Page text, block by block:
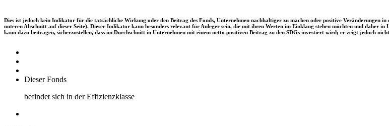
Dies ist jedoch kein Indikator für die tatsächliche Wirkung oder den Beitrag des Fonds, Unternehmen nachhaltiger zu machen oder positive Veränderungen
unteren Abschnitt auf dieser Seite). Dieser Indikator kann besonders relevant für Anleger sein, die mit ihren Werten im Einklang stehen möchten und daher
kann dazu beitragen, sicherzustellen, dass im Durchschnitt in Unternehmen mit einem netto positiven Beitrag zu den SDGs investiert wird; er zeigt jedoch
Dieser Fonds
befindet sich in der Effizienzklasse